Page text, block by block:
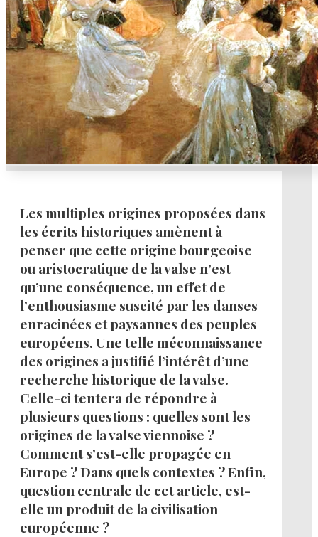
Les multiples origines proposées dans
les écrits historiques amènent à
penser que cette origine bourgeoise
ou aristocratique de la valse n’est
qu’une conséquence, un effet de
l’enthousiasme suscité par les danses
enracinées et paysannes des peuples
européens. Une telle méconnaissance
des origines a justifié l’intérêt d’une
recherche historique de la valse.
Celle-ci tentera de répondre à
plusieurs questions : quelles sont les
origines de la valse viennoise ?
Comment s’est-elle propagée en
Europe ? Dans quels contextes ? Enfin,
question centrale de cet article, est-
elle un produit de la civilisation
européenne ?